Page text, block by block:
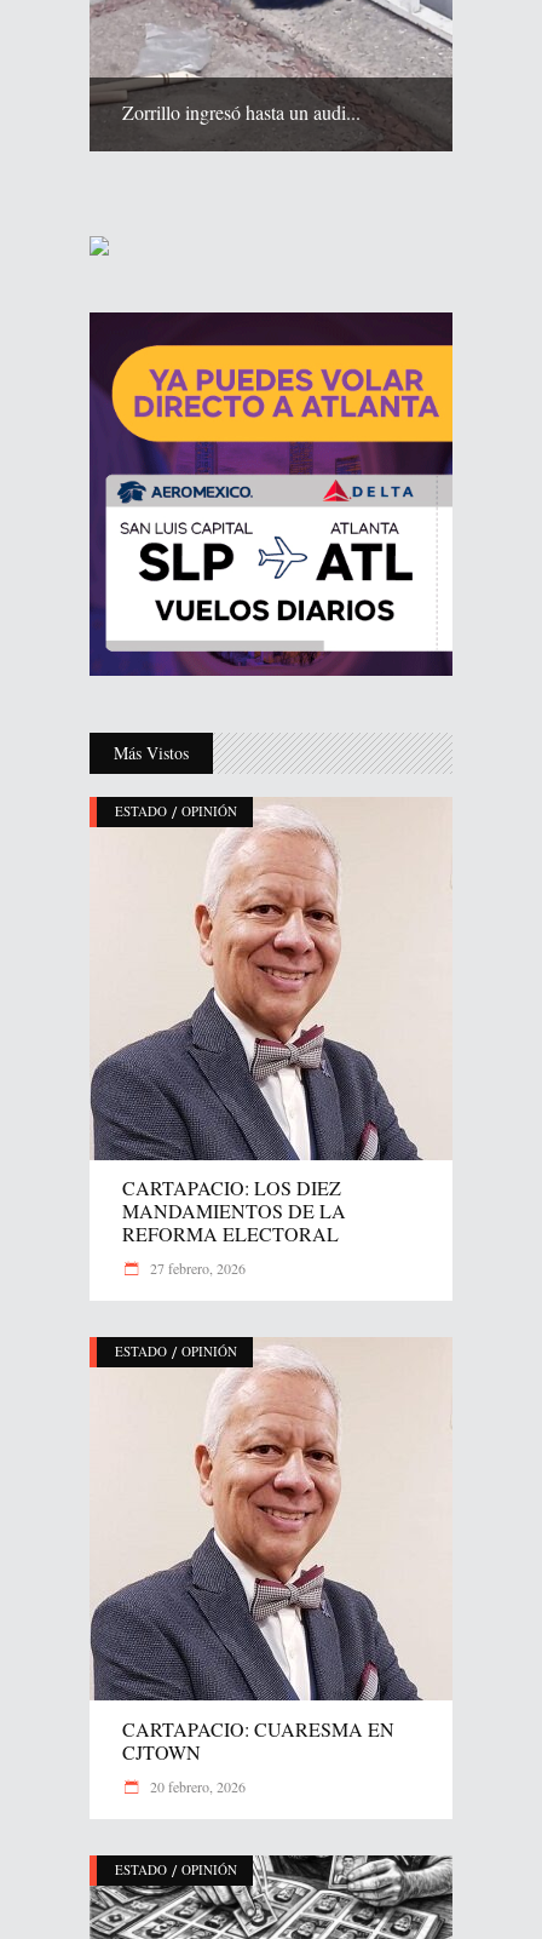
Zorrillo ingresó hasta un audi...
Más Vistos
ESTADO / OPINIÓN
CARTAPACIO: LOS DIEZ
MANDAMIENTOS DE LA
REFORMA ELECTORAL
27 febrero, 2026
ESTADO / OPINIÓN
CARTAPACIO: CUARESMA EN
CJTOWN
20 febrero, 2026
ESTADO / OPINIÓN